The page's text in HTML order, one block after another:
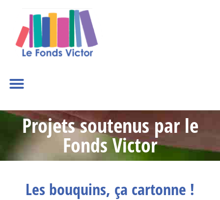
Projets soutenus par le
Fonds Victor
Les bouquins, ça cartonne !